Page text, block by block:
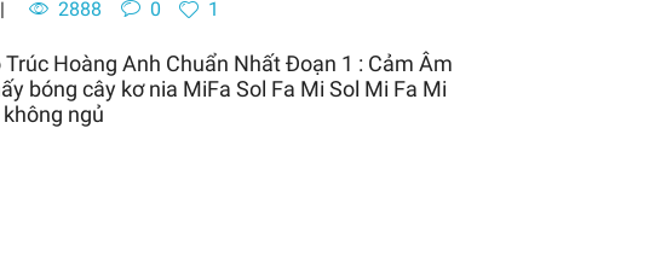
2888 0 1
Hoàng Anh Chuẩn Nhất Đoạn 1 : Cảm Âm
bóng cây kơ nia MiFa Sol Fa Mi Sol Mi Fa Mi
ngủ